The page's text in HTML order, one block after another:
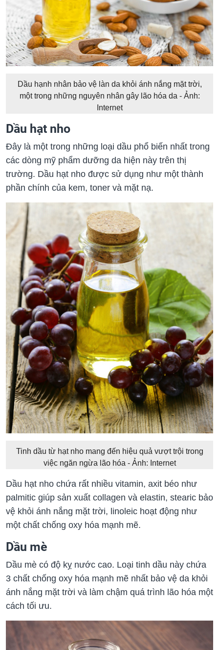
Dầu hạnh nhân bảo vệ làn da khỏi ánh nắng mặt trời,
một trong những nguyên nhân gây lão hóa da - Ảnh:
Internet
Dầu hạt nho
Đây là một trong những loại dầu phổ biến nhất trong
các dòng mỹ phẩm dưỡng da hiện này trên thị
trường. Dầu hạt nho được sử dụng như một thành
phần chính của kem, toner và mặt nạ.
Tinh dầu từ hạt nho mang đến hiệu quả vượt trội trong
việc ngăn ngừa lão hóa - Ảnh: Internet
Dầu hạt nho chứa rất nhiều vitamin, axit béo như
palmitic giúp sản xuất collagen và elastin, stearic bảo
vệ khỏi ánh nắng mặt trời, linoleic hoạt động như
một chất chống oxy hóa mạnh mẽ.
Dầu mè
Dầu mè có độ kỵ nước cao. Loại tinh dầu này chứa
3 chất chống oxy hóa mạnh mẽ nhất bảo vệ da khỏi
ánh nắng mặt trời và làm chậm quá trình lão hóa một
cách tối ưu.